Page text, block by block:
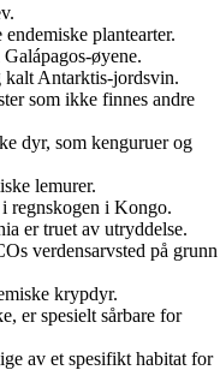
plantearter.
øyene.
kalt Antarktis-jordsvin.
som ikke finnes andre
dyr, som kenguruer og
lemurer.
regnskogen i Kongo.
er truet av utryddelse.
verdensarvsted på grunn
krypdyr.
er spesielt sårbare for
av et spesifikt habitat for